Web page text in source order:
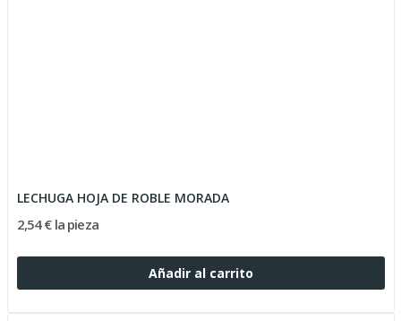
LECHUGA HOJA DE ROBLE MORADA
2,54 € la pieza
Añadir al carrito